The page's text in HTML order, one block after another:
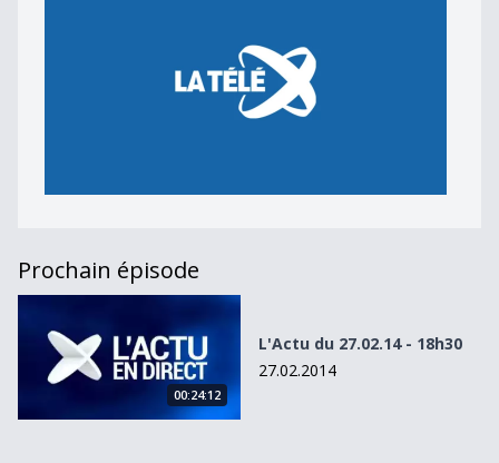
Prochain épisode
L&#039;Actu du 27.02.14 - 18h30
00:24:12
L'Actu du 27.02.14 - 18h30
27.02.2014